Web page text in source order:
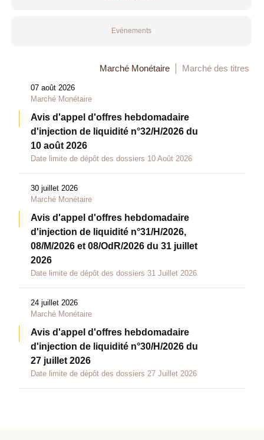
Evénements
Marché Monétaire Marché des titres
07 août 2026
Marché Monétaire
Avis d'appel d'offres hebdomadaire
d'injection de liquidité n°32/H/2026 du
10 août 2026
Date limite de dépôt des dossiers 10 Août 2026
30 juillet 2026
Marché Monétaire
Avis d'appel d'offres hebdomadaire
d'injection de liquidité n°31/H/2026,
08/M/2026 et 08/OdR/2026 du 31 juillet
2026
Date limite de dépôt des dossiers 31 Juillet 2026
24 juillet 2026
Marché Monétaire
Avis d'appel d'offres hebdomadaire
d'injection de liquidité n°30/H/2026 du
27 juillet 2026
Date limite de dépôt des dossiers 27 Juillet 2026